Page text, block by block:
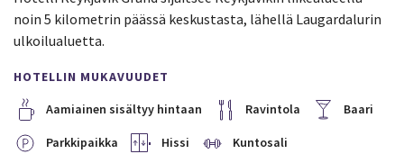
noin 5 kilometrin päässä keskustasta, lähellä Laugardalurin
ulkoilualuetta.
HOTELLIN MUKAVUUDET
Aamiainen sisältyy hintaan
Ravintola Baari
Parkkipaikka Hissi Kuntosali